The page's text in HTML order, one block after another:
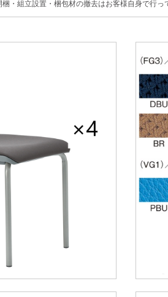
梱・組立設置・梱包材の撤去はお客様自身で行っ